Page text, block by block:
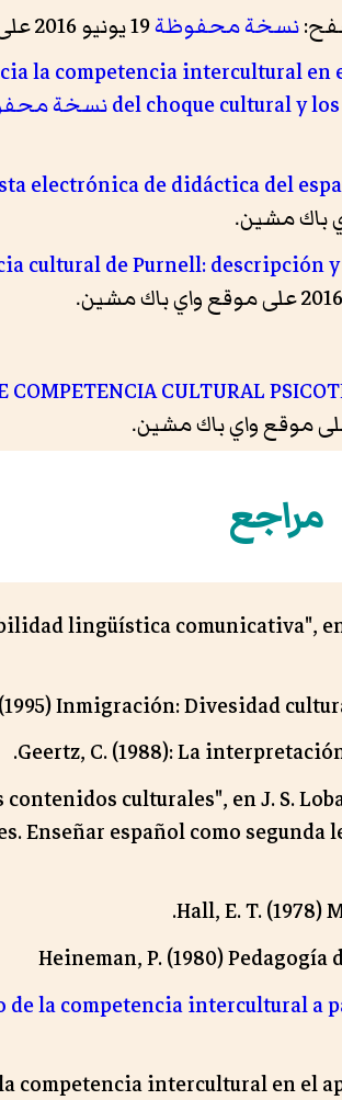
نسخة محفوظة19 يونيو 2016 على موقع واي باك مشين.
la competencia intercultural en
del choque cultural yنسخة
electrónica de didáctica del
cultural de Purnell: descripción
COMPETENCIA CULTURAL
مراجع
lingüística comunicativa",
Inmigración: Divesidad
Geertz, C. (1988): La
culturales", en J. S.
Enseñar español como segunda
Hall, E. T. (1978)
Heineman, P. (1980)
de la competencia intercultural
competencia intercultural en el